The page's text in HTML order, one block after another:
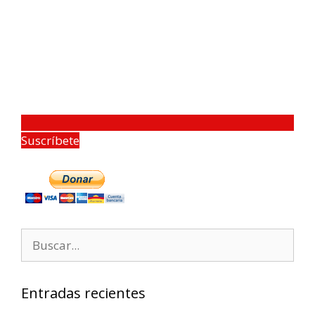
Suscríbete
Entradas recientes